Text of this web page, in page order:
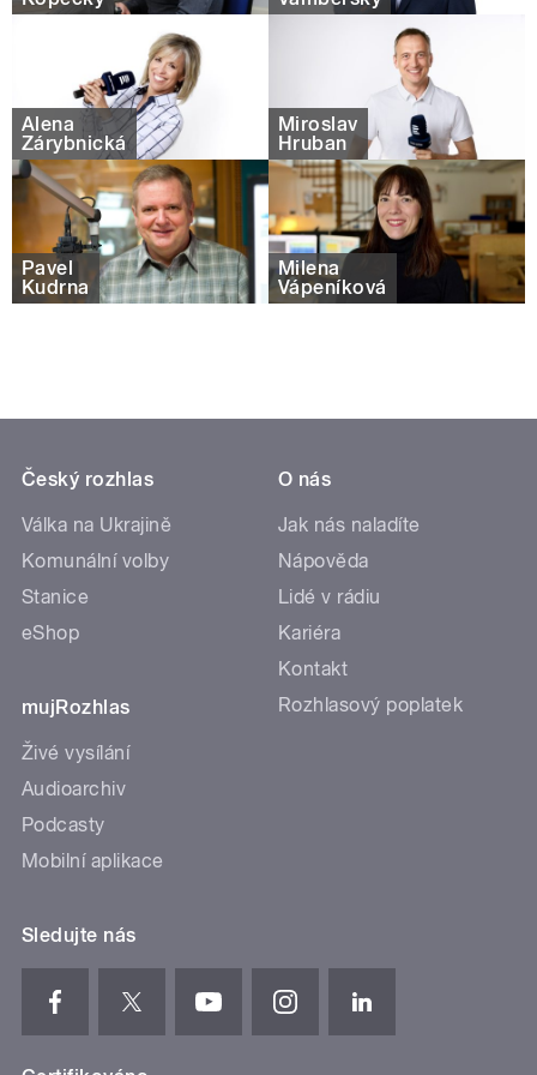
Alena
Zárybnická
Miroslav
Hruban
Pavel
Kudrna
Milena
Vápeníková
Český rozhlas
Válka na Ukrajině
Komunální volby
Stanice
eShop
mujRozhlas
Živé vysílání
Audioarchiv
Podcasty
Mobilní aplikace
O nás
Jak nás naladíte
Nápověda
Lidé v rádiu
Kariéra
Kontakt
Rozhlasový poplatek
Sledujte nás